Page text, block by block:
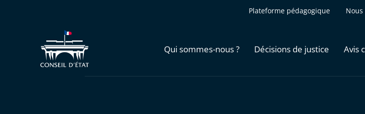
Plateforme pédagogique
Qui sommes-nous ? Décisions de justice Avis